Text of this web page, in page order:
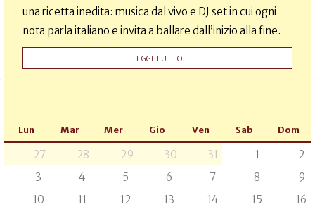
una ricetta inedita: musica dal vivo e DJ set in cui ogni
nota parla italiano e invita a ballare dall’inizio alla fine.
LEGGI TUTTO
Lun Mar Mer Gio Ven Sab Dom
27 28 29 30 31 1
2
3
4 5 6 7 8
9
10
11 12 13 14 15
16